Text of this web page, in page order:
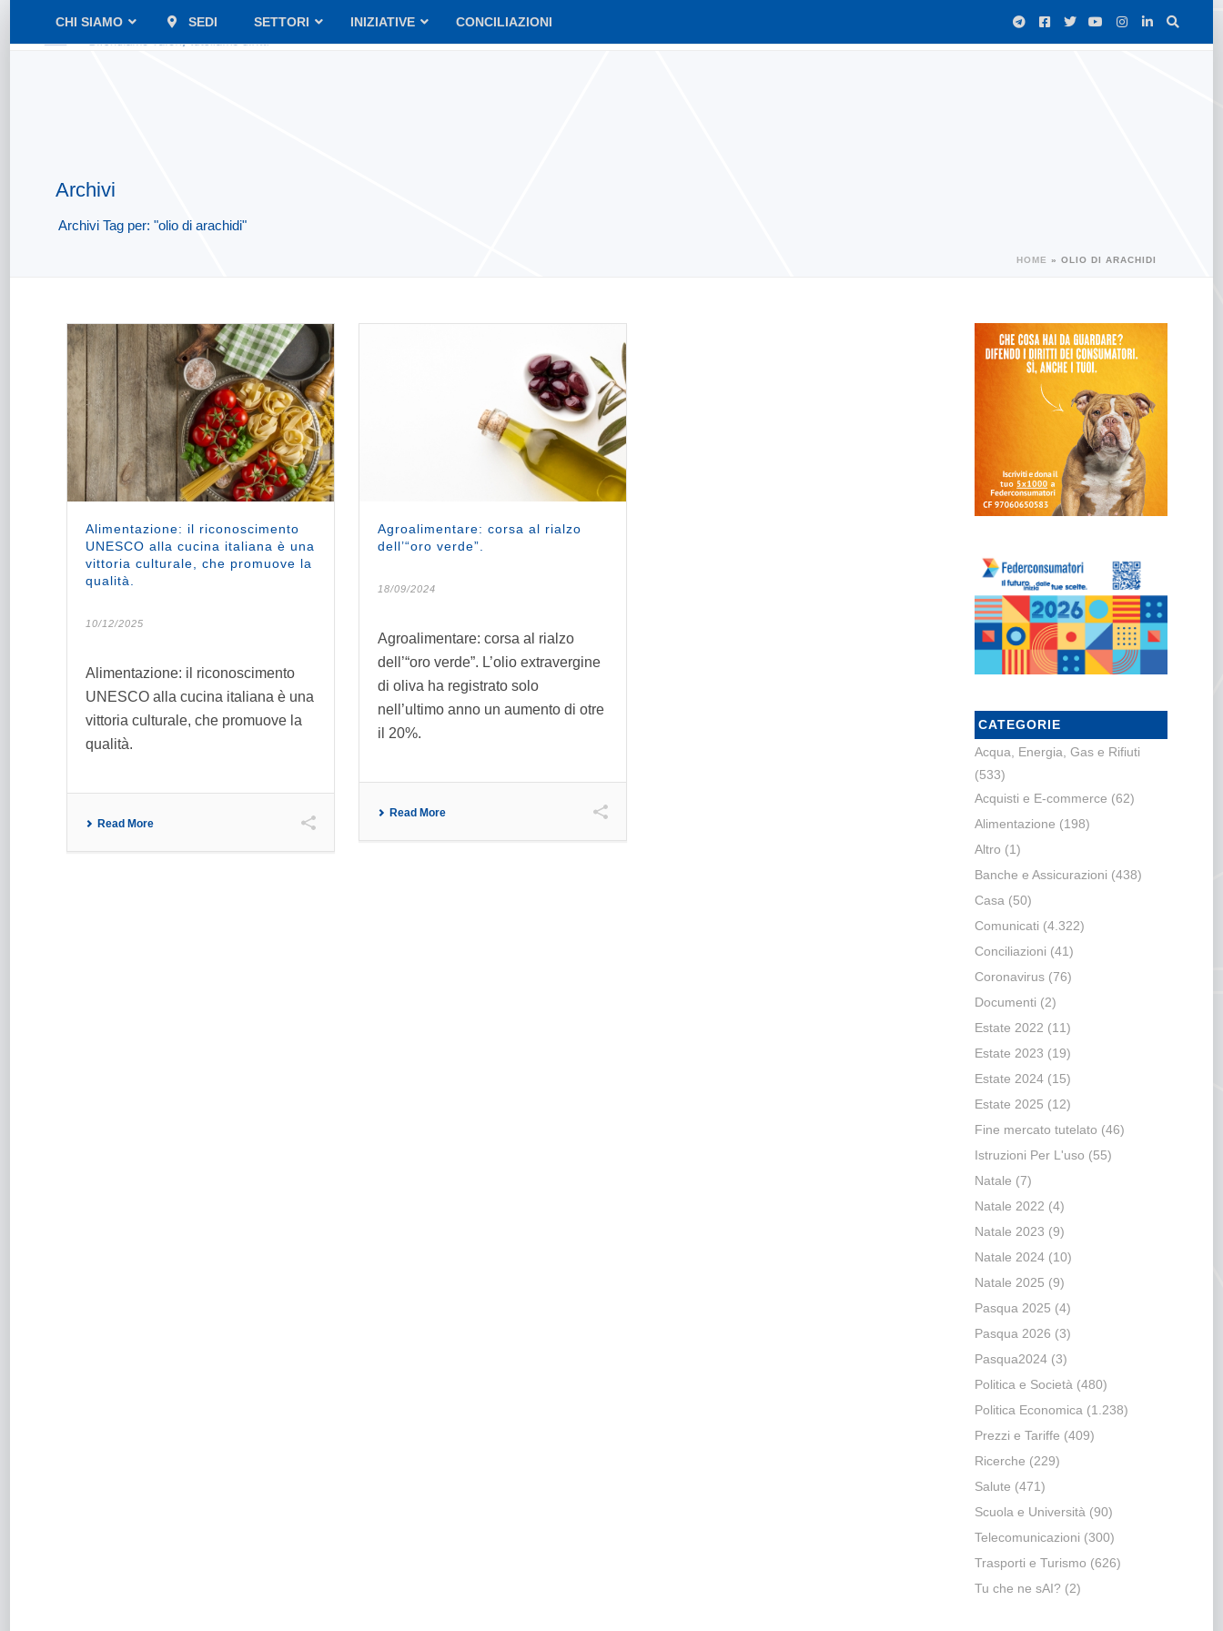
CHI SIAMO SEDI SETTORI INIZIATIVE CONCILIAZIONI
Archivi
Archivi Tag per: "olio di arachidi"
HOME » OLIO DI ARACHIDI
Alimentazione: il riconoscimento
UNESCO alla cucina italiana è una
vittoria culturale, che promuove la
qualità.
10/12/2025
Alimentazione: il riconoscimento
UNESCO alla cucina italiana è una
vittoria culturale, che promuove la
qualità.
Read More
Agroalimentare: corsa al rialzo
dell’“oro verde”.
18/09/2024
Agroalimentare: corsa al rialzo
dell’“oro verde”. L’olio extravergine
di oliva ha registrato solo
nell’ultimo anno un aumento di otre
il 20%.
Read More
CATEGORIE
Acqua, Energia, Gas e Rifiuti
(533)
Acquisti e E-commerce (62)
Alimentazione (198)
Altro (1)
Banche e Assicurazioni (438)
Casa (50)
Comunicati (4.322)
Conciliazioni (41)
Coronavirus(76)
Documenti (2)
Estate 2022 (11)
Estate 2023 (19)
Estate 2024(15)
Estate 2025 (12)
Fine mercato tutelato (46)
Istruzioni Per L'uso (55)
Natale (7)
Natale 2022 (4)
Natale 2023 (9)
Natale 2024(10)
Natale 2025 (9)
Pasqua 2025 (4)
Pasqua 2026 (3)
Pasqua2024(3)
Politica e Società (480)
Politica Economica (1.238)
Prezzi e Tariffe (409)
Ricerche (229)
Salute (471)
Scuola e Università (90)
Telecomunicazioni (300)
Trasporti e Turismo (626)
Tu che ne sAI? (2)